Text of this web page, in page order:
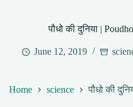
पौधो की दुनिया |
June 12, 2019
Home science पौधो की